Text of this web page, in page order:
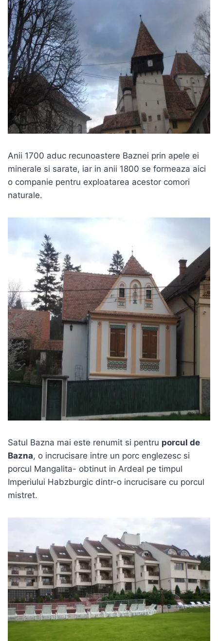
Anii 1700 aduc recunoastere Baznei prin apele ei
minerale si sarate, iar in anii 1800 se formeaza aici
o companie pentru exploatarea acestor comori
naturale.
Satul Bazna mai este renumit si pentru porcul de
Bazna, o incrucisare intre un porc englezesc si
porcul Mangalita- obtinut in Ardeal pe timpul
Imperiului Habzburgic dintr-o incrucisare cu porcul
mistret.